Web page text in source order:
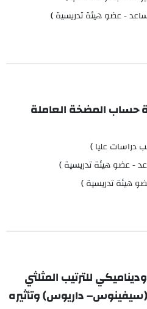
- عضو هيئة تدريسية )
حساب المضخة العاملة
دراسات عليا )
- عضو هيئة تدريسية )
هيئة تدريسية )
للترتيب المثلثي
(سيفينوس– داريوس) وتأثيره